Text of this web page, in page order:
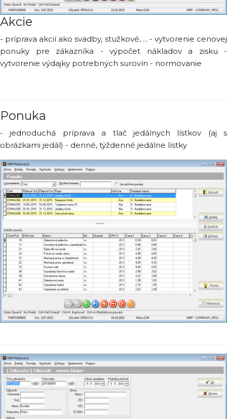
Akcie
- príprava akcií ako svadby, stužkové, ... - vytvorenie cenovej
ponuky pre zákazníka - výpočet nákladov a zisku -
vytvorenie výdajky potrebných surovín - normovanie
Ponuka
- jednoduchá príprava a tlač jedálnych lístkov (aj s
obrázkami jedál) - denné, týždenné jedálne lístky